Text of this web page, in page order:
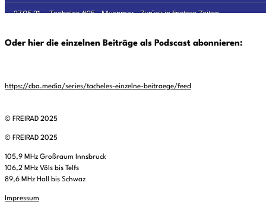
Oder hier die einzelnen Beiträge als Podscast abonnieren:
https://cba.media/series/tacheles-einzelne-beitraege/feed
© FREIRAD 2025
© FREIRAD 2025
105,9 MHz Großraum Innsbruck
106,2 MHz Völs bis Telfs
89,6 MHz Hall bis Schwaz
Impressum